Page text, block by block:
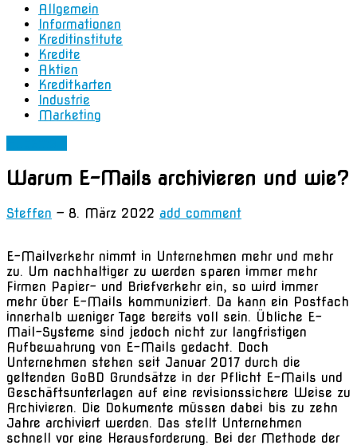
Allgemein
Informationen
Kreditinstitute
Kredite
Aktien
Kreditkarten
Industrie
Marketing
Warum E-Mails archivieren und wie?
Steffen — 8. März 2022 add comment
E-Mailverkehr nimmt in Unternehmen mehr und mehr
zu. Um nachhaltiger zu werden sparen immer mehr
Firmen Papier- und Briefverkehr ein, so wird immer
mehr über E-Mails kommuniziert. Da kann ein Postfach
innerhalb weniger Tage bereits voll sein. Übliche E-
Mail-Systeme sind jedoch nicht zur langfristigen
Aufbewahrung von E-Mails gedacht. Doch
Unternehmen stehen seit Januar 2017 durch die
geltenden GoBD Grundsätze in der Pflicht E-Mails und
Geschäftsunterlagen auf eine revisionssichere Weise zu
Archivieren. Die Dokumente müssen dabei bis zu zehn
Jahre archiviert werden. Das stellt Unternehmen
schnell vor eine Herausforderung. Bei der Methode der